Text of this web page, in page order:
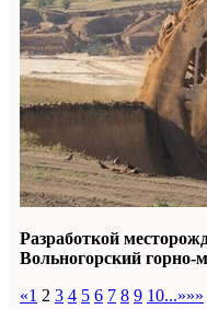
Разработкой
Вольногорский горно-
«1 2 3 4 5 6 7 8 9 10...»»»